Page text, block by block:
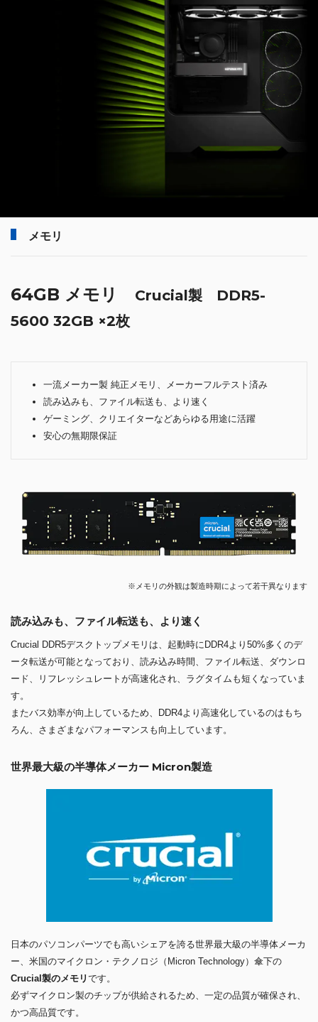
メモリ
64GB メモリ
Crucial製 DDR5-
5600 32GB ×2枚
一流メーカー製 純正メモリ、メーカーフルテスト済み
読み込みも、ファイル転送も、より速く
ゲーミング、クリエイターなどあらゆる用途に活躍
安心の無期限保証
※メモリの外観は製造時期によって若干異なります
読み込みも、ファイル転送も、より速く
Crucial DDR5デスクトップメモリは、起動時にDDR4より50%多くのデ
ータ転送が可能となっており、読み込み時間、ファイル転送、ダウンロ
ード、リフレッシュレートが高速化され、ラグタイムも短くなっていま
す。
またバス効率が向上しているため、DDR4より高速化しているのはもち
ろん、さまざまなパフォーマンスも向上しています。
世界最大級の半導体メーカー Micron製造
日本のパソコンパーツでも高いシェアを誇る世界最大級の半導体メーカ
ー、米国のマイクロン・テクノロジ（Micron Technology）傘下の
Crucial製のメモリです。
必ずマイクロン製のチップが供給されるため、一定の品質が確保され、
かつ高品質です。